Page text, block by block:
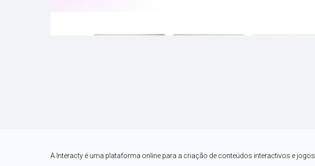
A Interacty é uma plataforma online para a criação de conteúdos interactivos e jogos